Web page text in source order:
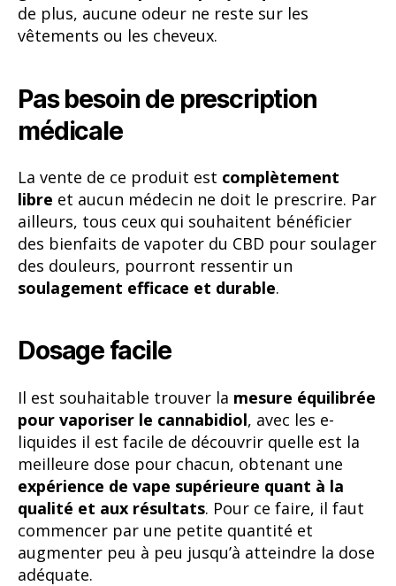
de plus, aucune odeur ne reste sur les
vêtements ou les cheveux.
Pas besoin de prescription
médicale
La vente de ce produit est complètement
libre et aucun médecin ne doit le prescrire. Par
ailleurs, tous ceux qui souhaitent bénéficier
des bienfaits de vapoter du CBD pour soulager
des douleurs, pourront ressentir un
soulagement efficace et durable.
Dosage facile
Il est souhaitable trouver la mesure équilibrée
pour vaporiser le cannabidiol, avec les e-
liquides il est facile de découvrir quelle est la
meilleure dose pour chacun, obtenant une
expérience de vape supérieure quant à la
qualité et aux résultats. Pour ce faire, il faut
commencer par une petite quantité et
augmenter peu à peu jusqu’à atteindre la dose
adéquate.